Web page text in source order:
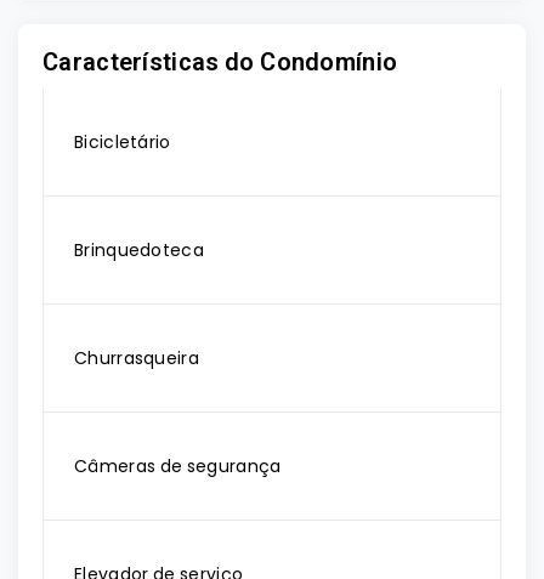
Características do Condomínio
Bicicletário
Brinquedoteca
Churrasqueira
Câmeras de segurança